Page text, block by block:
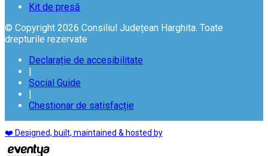
Kit de presă
© Copyright 2026 Consiliul Județean Harghita. Toate
drepturile rezervate
Declarație de accesibilitate
|
Social Guide
|
Chestionar de satisfacție
❤️ Designed, built, maintained & hosted by